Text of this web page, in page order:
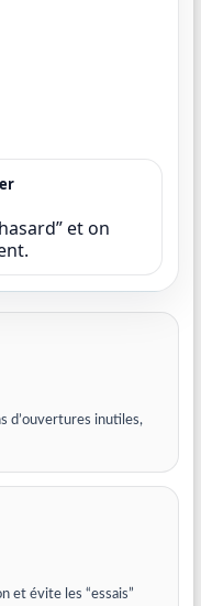
et on
d’ouvertures inutiles,
et évite les “essais”